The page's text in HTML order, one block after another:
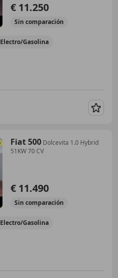
€ 11.250
Sin comparación
Electro/Gasolina
Fiat 500 Dolcevita 1.0 Hybrid
51KW 70 CV
€ 11.490
Sin comparación
Electro/Gasolina